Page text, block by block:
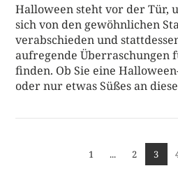
Halloween steht vor der Tür,
sich von den gewöhnlichen
verabschieden und
aufregende Überraschungen
finden. Ob Sie eine
oder nur etwas Süßes an
1 ... 2 3